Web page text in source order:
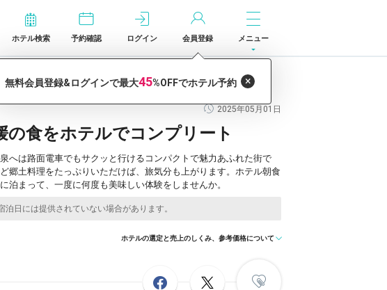
ホテル検索 予約確認 ログイン 会員登録 メニュー
でコンプリート
2025年05月01日
食をホテルでコンプリート
へは路面電車でもサクッと行けるコンパクトで魅力あふれた街で
郷土料理をたっぷりいただけば、旅気分も上がります。ホテル朝食
まって、一度に何度も美味しい体験をしませんか。
ホテルの選定と売上のしくみ、参考価格について